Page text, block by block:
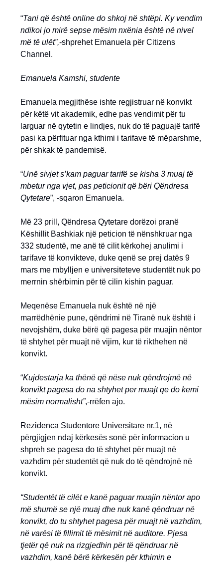
“Tani që është online do shkoj në shtëpi. Ky vendim
ndikoi jo mirë sepse mësim nxënia është në nivel
më të ulët”,-shprehet Emanuela për Citizens
Channel.
Emanuela Kamshi, studente
Emanuela megjithëse ishte regjistruar në konvikt
për këtë vit akademik, edhe pas vendimit për tu
larguar në qytetin e lindjes, nuk do të paguajë tarifë
pasi ka përfituar nga kthimi i tarifave të mëparshme,
për shkak të pandemisë.
“Unë sivjet s’kam paguar tarifë se kisha 3 muaj të
mbetur nga vjet, pas peticionit që bëri Qëndresa
Qytetare”, -sqaron Emanuela.
Më 23 prill, Qëndresa Qytetare dorëzoi pranë
Këshillit Bashkiak një peticion të nënshkruar nga
332 studentë, me anë të cilit kërkohej anulimi i
tarifave të konvikteve, duke qenë se prej datës 9
mars me mbylljen e universiteteve studentët nuk po
merrnin shërbimin për të cilin kishin paguar.
Meqenëse Emanuela nuk është në një
marrëdhënie pune, qëndrimi në Tiranë nuk është i
nevojshëm, duke bërë që pagesa për muajin nëntor
të shtyhet për muajt në vijim, kur të rikthehen në
konvikt.
“Kujdestarja ka thënë që nëse nuk qëndrojmë në
konvikt pagesa do na shtyhet per muajt qe do kemi
mësim normalisht”,-rrëfen ajo.
Rezidenca Studentore Universitare nr.1, në
përgjigjen ndaj kërkesës sonë për informacion u
shpreh se pagesa do të shtyhet për muajt në
vazhdim për studentët që nuk do të qëndrojnë në
konvikt.
“Studentët të cilët e kanë paguar muajin nëntor apo
më shumë se një muaj dhe nuk kanë qëndruar në
konvikt, do tu shtyhet pagesa për muajt në vazhdim,
në varësi të fillimit të mësimit në auditore. Pjesa
tjetër që nuk na rizgjedhin për të qëndruar në
vazhdim, kanë bërë kërkesën për kthimin e